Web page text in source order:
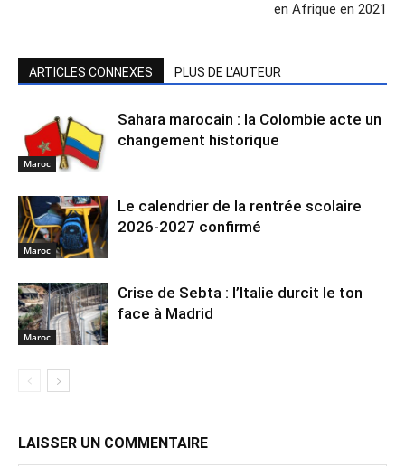
en Afrique en 2021
ARTICLES CONNEXES PLUS DE L'AUTEUR
Maroc
Sahara marocain : la Colombie acte un
changement historique
Maroc
Le calendrier de la rentrée scolaire
2026-2027 confirmé
Maroc
Crise de Sebta : l’Italie durcit le ton
face à Madrid
LAISSER UN COMMENTAIRE